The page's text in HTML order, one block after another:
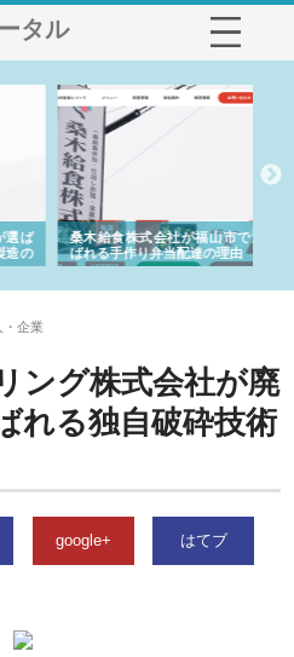
タル
桑木給食株式会社が福山市で選
ばれる手作り弁当配達の理由
・企業
ング株式会社が廃
れる独自破砕技術
google+ はてブ